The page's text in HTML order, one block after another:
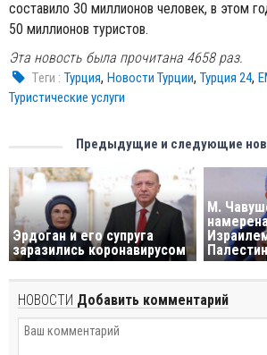
составило 30 миллионов человек, в этом
50 миллионов туристов.
Эта новость была прочитана 4658 раз.
Tеги : Турция,Новости Турции,Турция 24,
Туристические услуги
Предыдущие и следующие
Эрдоган и его супруга
заразились коронавирусом
М.
НОВОСТИ Добавить комментарий